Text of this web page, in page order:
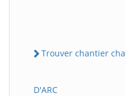
Trouver chantier
D'ARC